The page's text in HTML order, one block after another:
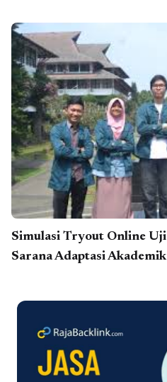
Simulasi Tryout Online
Sarana Adaptasi